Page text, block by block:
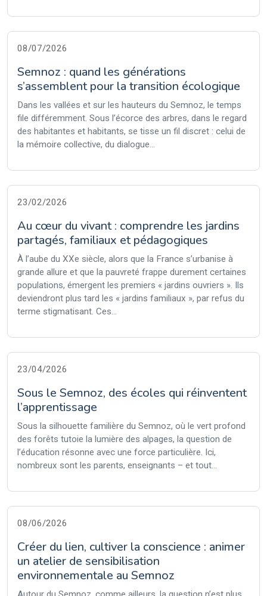
08/07/2026
Semnoz : quand les générations
s’assemblent pour la transition écologique
Dans les vallées et sur les hauteurs du Semnoz, le temps
file différemment. Sous l’écorce des arbres, dans le regard
des habitantes et habitants, se tisse un fil discret : celui de
la mémoire collective, du dialogue...
23/02/2026
Au cœur du vivant : comprendre les jardins
partagés, familiaux et pédagogiques
À l’aube du XXe siècle, alors que la France s’urbanise à
grande allure et que la pauvreté frappe durement certaines
populations, émergent les premiers « jardins ouvriers ». Ils
deviendront plus tard les « jardins familiaux », par refus du
terme stigmatisant. Ces...
23/04/2026
Sous le Semnoz, des écoles qui réinventent
l’apprentissage
Sous la silhouette familière du Semnoz, où le vert profond
des forêts tutoie la lumière des alpages, la question de
l’éducation résonne avec une force particulière. Ici,
nombreux sont les parents, enseignants – et tout...
08/06/2026
Créer du lien, cultiver la conscience : animer
un atelier de sensibilisation
environnementale au Semnoz